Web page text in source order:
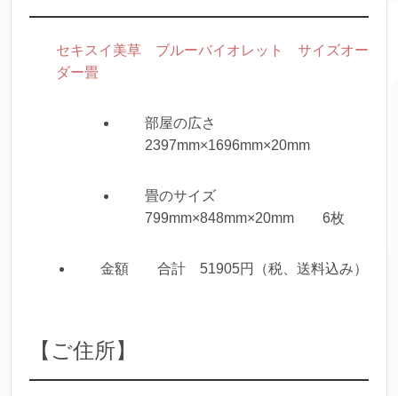
セキスイ美草 ブルーバイオレット サイズオー
ダー畳
部屋の広さ
2397mm×1696mm×20mm
畳のサイズ
799mm×848mm×20mm 6枚
金額 合計 51905円（税、送料込み）
【ご住所】